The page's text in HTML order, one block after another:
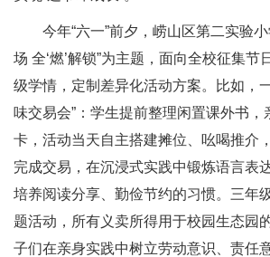
今年“六一”前夕，崂山区第二实验
场 全‘燃’解锁”为主题，面向全校征集节
级学情，定制差异化活动方案。比如，
味交易会”：学生提前整理闲置课外书
卡，活动当天自主搭建摊位、吆喝推介
完成交易，在沉浸式实践中锻炼语言表
培养阅读分享、勤俭节约的习惯。三年
题活动，所有义卖所得用于校园生态园
子们在亲身实践中树立劳动意识、责任